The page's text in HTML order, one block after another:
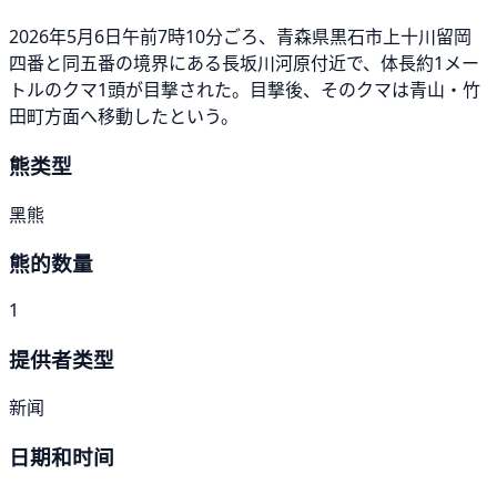
2026年5月6日午前7時10分ごろ、青森県黒石市上十川留岡
四番と同五番の境界にある長坂川河原付近で、体長約1メー
トルのクマ1頭が目撃された。目撃後、そのクマは青山・竹
田町方面へ移動したという。
熊类型
黑熊
熊的数量
1
提供者类型
新闻
日期和时间